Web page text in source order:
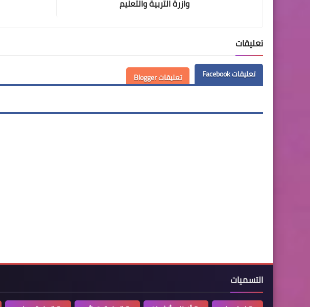
وازرة التربية والتعليم
تعليقات
تعليقات Facebook تعليقات Blogger
التسميات